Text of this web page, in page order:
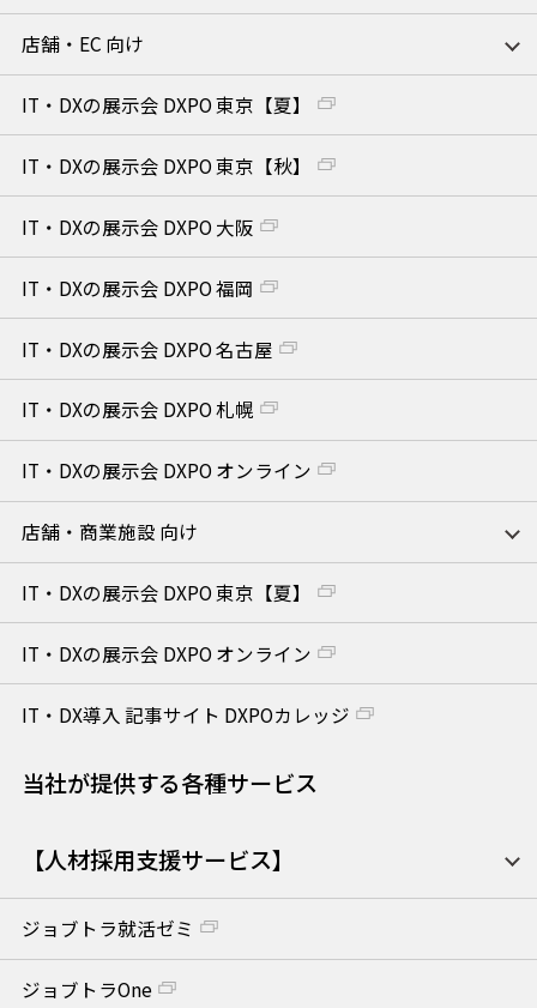
店舗・EC 向け
IT・DXの展示会 DXPO 東京【夏】
IT・DXの展示会 DXPO 東京【秋】
IT・DXの展示会 DXPO 大阪
IT・DXの展示会 DXPO 福岡
IT・DXの展示会 DXPO 名古屋
IT・DXの展示会 DXPO 札幌
IT・DXの展示会 DXPO オンライン
店舗・商業施設 向け
IT・DXの展示会 DXPO 東京【夏】
IT・DXの展示会 DXPO オンライン
IT・DX導入 記事サイト DXPOカレッジ
当社が提供する各種サービス
【人材採用支援サービス】
ジョブトラ就活ゼミ
ジョブトラOne